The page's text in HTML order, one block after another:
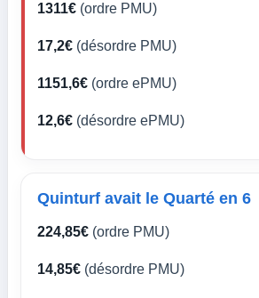
1311€ (ordre PMU)
17,2€ (désordre PMU)
1151,6€ (ordre ePMU)
12,6€ (désordre ePMU)
Quinturf avait le Quarté en 6
224,85€ (ordre PMU)
14,85€ (désordre PMU)